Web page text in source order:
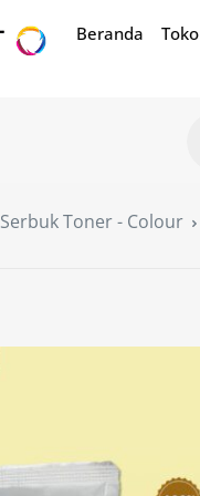
Beranda Toko
Serbuk Toner - Colour